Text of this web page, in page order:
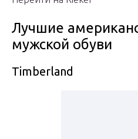
Лучшие
мужской обуви
Timberland